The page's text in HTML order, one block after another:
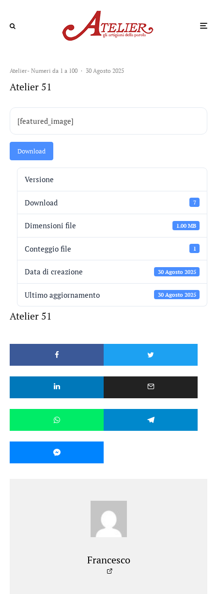
Atelier- Numeri da 1 a 100 · 30 Agosto 2025
Atelier 51
[featured_image]
Download
Versione
Download 7
Dimensioni file 1.00 MB
Conteggio file 1
Data di creazione 30 Agosto 2025
Ultimo aggiornamento 30 Agosto 2025
Atelier 51
Francesco